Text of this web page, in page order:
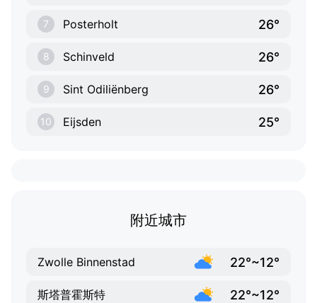
7 Posterholt 26°
8 Schinveld 26°
9 Sint Odiliënberg 26°
10 Eijsden 25°
附近城市
Zwolle Binnenstad 22°~12°
斯塔普霍斯特 22°~12°